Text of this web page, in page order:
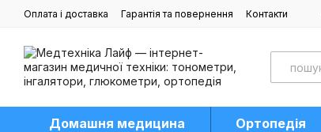
Перейти до основного контенту
Оплата і доставка Гарантія та повернення
Контакти
Домашня медицина Ортопедія